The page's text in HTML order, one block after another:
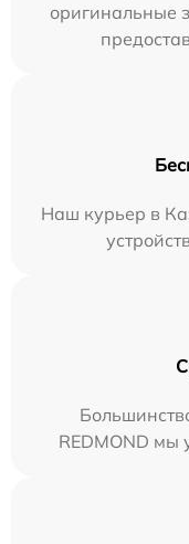
оригинальные
Наш курьер в
REDMOND мы